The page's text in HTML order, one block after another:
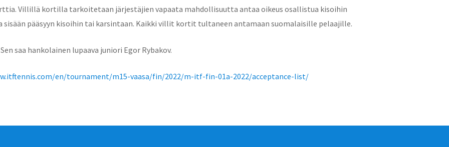
Villillä kortilla tarkoitetaan järjestäjien vapaata mahdollisuutta antaa oikeus osallistua kisoihin
sisään pääsyyn kisoihin tai karsintaan. Kaikki villit kortit tultaneen antamaan suomalaisille pelaajille.
saa hankolainen lupaava juniori Egor Rybakov.
en/tournament/m15-vaasa/fin/2022/m-itf-fin-01a-2022/acceptance-list/